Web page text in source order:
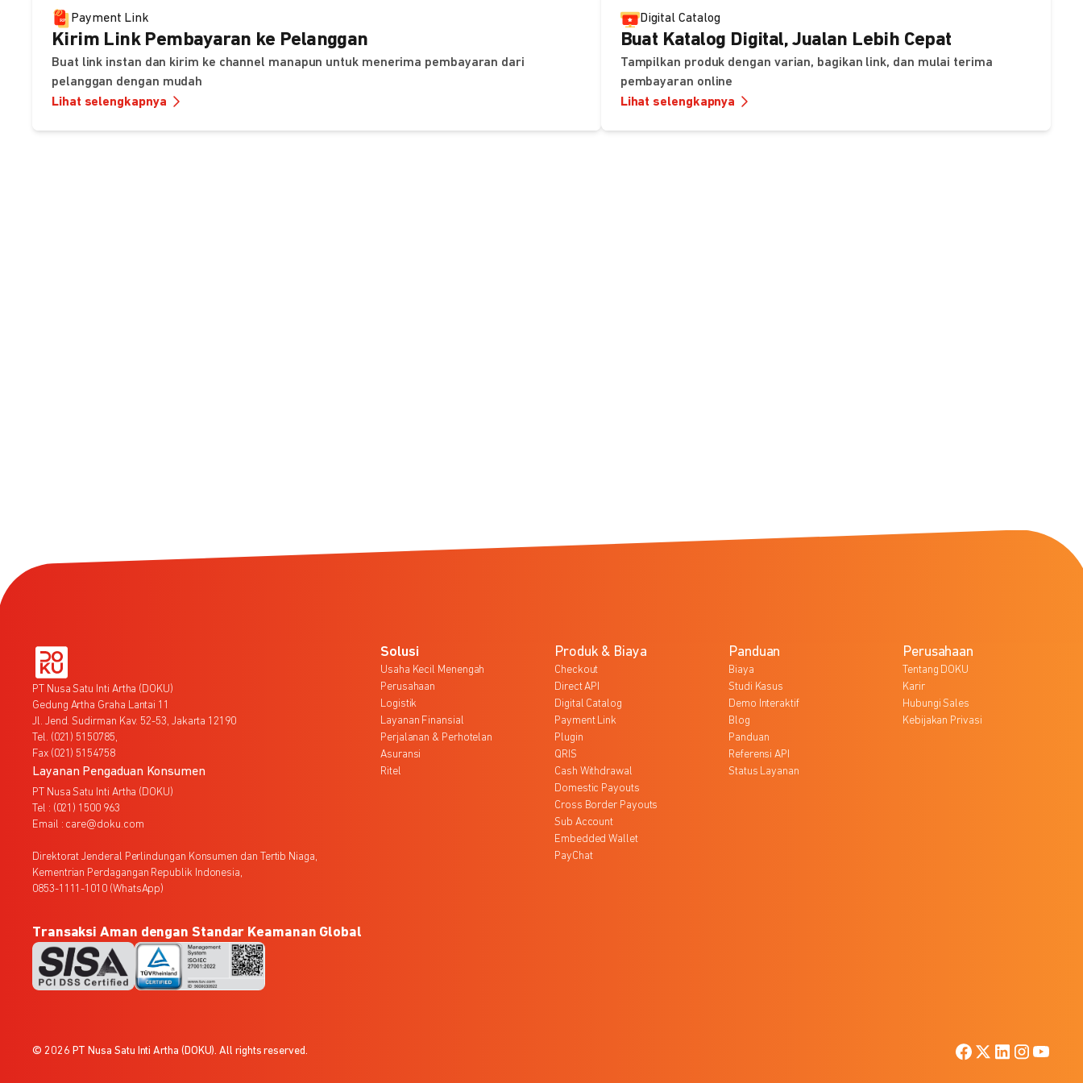
Payment Link
Kirim Link Pembayaran ke Pelanggan
Buat link instan dan kirim ke channel manapun untuk menerima pembayaran dari
pelanggan dengan mudah
Lihat selengkapnya
Digital Catalog
Buat Katalog Digital, Jualan Lebih Cepat
Tampilkan produk dengan varian, bagikan link, dan mulai terima
pembayaran online
Lihat selengkapnya
PT Nusa Satu Inti Artha (DOKU)
Gedung Artha Graha Lantai 11
Jl. Jend. Sudirman Kav. 52-53, Jakarta 12190
Tel. (021) 5150785,
Fax (021) 5154758
Layanan Pengaduan Konsumen
PT Nusa Satu Inti Artha (DOKU)
Tel : (021) 1500 963
Email : care@doku.com
Direktorat Jenderal Perlindungan Konsumen dan Tertib Niaga,
Kementrian Perdagangan Republik Indonesia,
0853-1111-1010 (WhatsApp)
Solusi
Usaha Kecil Menengah
Perusahaan
Logistik
Layanan Finansial
Perjalanan & Perhotelan
Asuransi
Ritel
Produk & Biaya
Checkout
Direct API
Digital Catalog
Payment Link
Plugin
QRIS
Cash Withdrawal
Domestic Payouts
Cross Border Payouts
Sub Account
Embedded Wallet
PayChat
Panduan
Biaya
Studi Kasus
Demo Interaktif
Blog
Panduan
Referensi API
Status Layanan
Perusahaan
Tentang DOKU
Karir
Hubungi Sales
Kebijakan Privasi
Transaksi Aman dengan Standar Keamanan Global
© 2026 PT Nusa Satu Inti Artha (DOKU). All rights reserved.